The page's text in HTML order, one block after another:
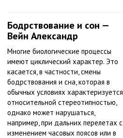
Бодрствование и сон —
Вейн Александр
Многие биологические процессы
имеют циклический характер. Это
касается, в частности, смены
бодрствования и сна, которая в
обычных условиях характеризуется
относительной стереотипностью,
однако может нарушаться,
например, при дальних перелетах с
изменением часовых поясов или в